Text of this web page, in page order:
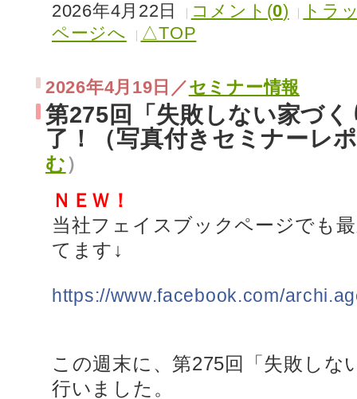
2026年4月22日 コメント(0)
トラ
ページへ
△TOP
2026年4月19日／セミナー情報
第275回「失敗しない家づ
了！（写真付きセミナーレ
む ）
ＮＥＷ！
当社フェイスブックページでも
てます↓
https://www.facebook.com/
この週末に、第275回「失敗しな
行いました。